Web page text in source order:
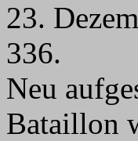
23.
336.
Neu
Bataillon